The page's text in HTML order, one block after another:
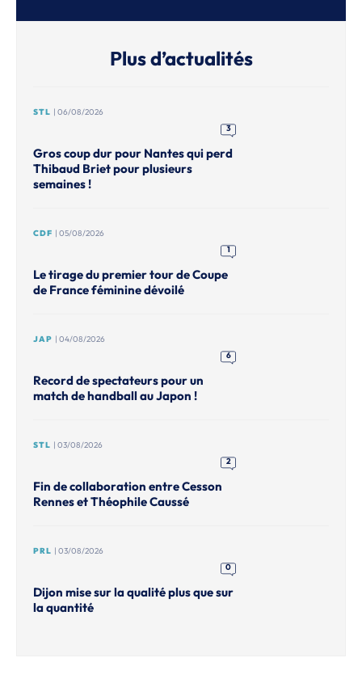
Plus d’actualités
STL | 06/08/2026
3
Gros coup dur pour Nantes qui perd
Thibaud Briet pour plusieurs
semaines !
CDF | 05/08/2026
1
Le tirage du premier tour de Coupe
de France féminine dévoilé
JAP | 04/08/2026
6
Record de spectateurs pour un
match de handball au Japon !
STL | 03/08/2026
2
Fin de collaboration entre Cesson
Rennes et Théophile Caussé
PRL | 03/08/2026
0
Dijon mise sur la qualité plus que sur
la quantité